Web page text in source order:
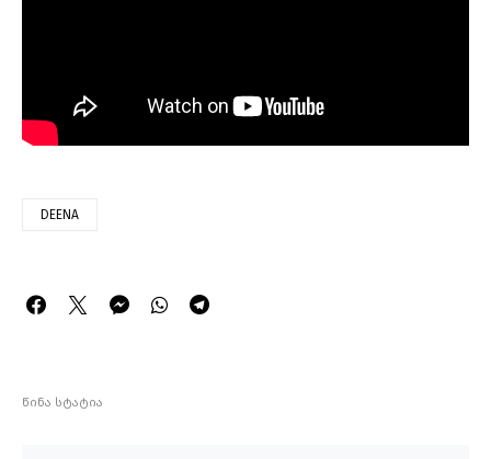
DEENA
წინა სტატია